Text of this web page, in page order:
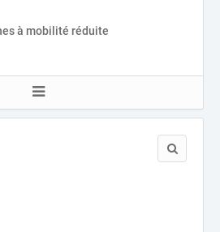
à mobilité réduite